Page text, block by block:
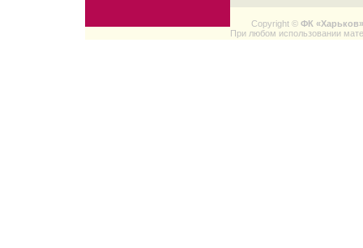
Copyright © ФК «Харьков»
При любом использовании